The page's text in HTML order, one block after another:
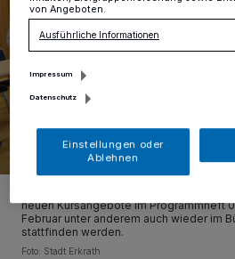
neuen Kursangebote im Programmheft
Februar unter anderem auch wieder im
stattfinden werden.
Foto: Stadt Erkrath
von Angeboten.
Ausführliche Informationen
Impressum
Datenschutz
Einstellungen oder
Ablehnen